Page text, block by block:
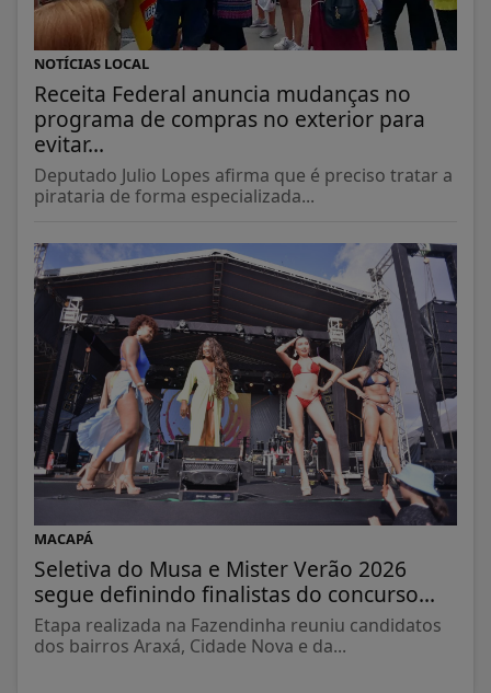
NOTÍCIAS LOCAL
Receita Federal anuncia mudanças no
programa de compras no exterior para
evitar...
Deputado Julio Lopes afirma que é preciso tratar a
pirataria de forma especializada...
MACAPÁ
Seletiva do Musa e Mister Verão 2026
segue definindo finalistas do concurso...
Etapa realizada na Fazendinha reuniu candidatos
dos bairros Araxá, Cidade Nova e da...